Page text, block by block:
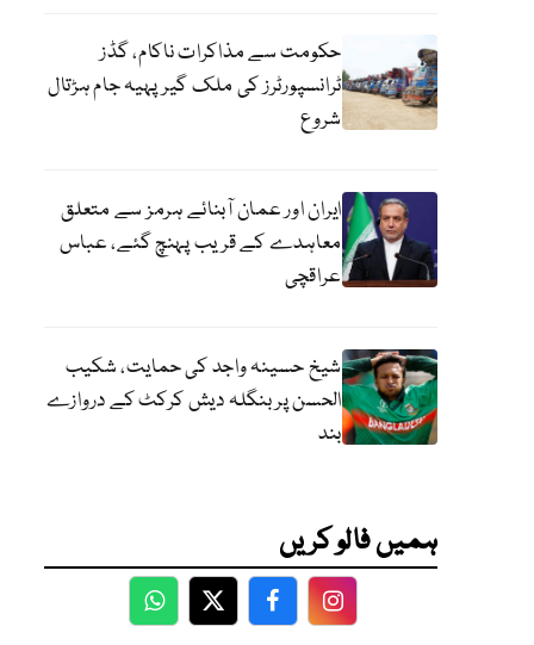
حکومت سے مذاکرات ناکام، گڈز
ٹرانسپورٹرز کی ملک گیر پہیہ جام ہڑتال
شروع
ایران اور عمان آبنائے ہرمز سے متعلق
معاہدے کے قریب پہنچ گئے، عباس
عراقچی
شیخ حسینہ واجد کی حمایت، شکیب
الحسن پر بنگلہ دیش کرکٹ کے دروازے
بند
ہمیں فالو کریں
WhatsApp
TwitterFacebookFacebook